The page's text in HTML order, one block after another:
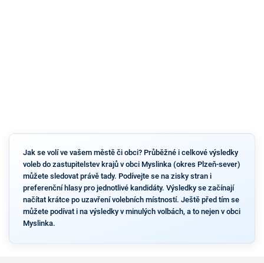
Jak se volí ve vašem městě či obci? Průběžné i celkové výsledky
voleb do zastupitelstev krajů v obci Myslinka (okres Plzeň-sever)
můžete sledovat právě tady. Podívejte se na zisky stran i
preferenční hlasy pro jednotlivé kandidáty. Výsledky se začínají
načítat krátce po uzavření volebních místností. Ještě před tím se
můžete podívat i na výsledky v minulých volbách, a to nejen v obci
Myslinka.